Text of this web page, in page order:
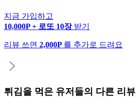
지금 가입하고
10,000P + 로또 10장 받기
리뷰 쓰면 2,000P 를 추가로 드려요
튀김을 먹은 유저들의 다른 리뷰